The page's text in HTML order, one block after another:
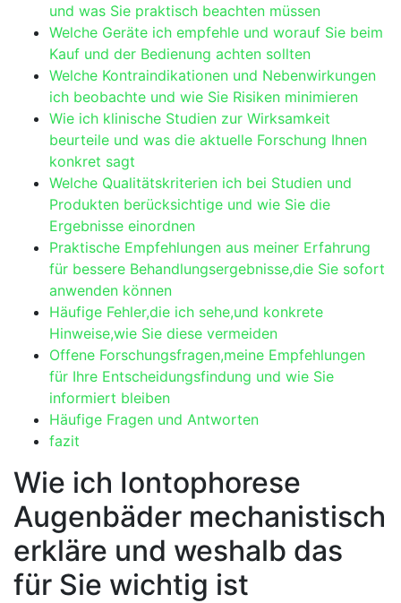
und was Sie praktisch beachten müssen
Welche‌ Geräte ich empfehle und worauf Sie beim
Kauf und der Bedienung achten sollten
Welche⁤ Kontraindikationen und Nebenwirkungen
ich beobachte und wie Sie Risiken minimieren
Wie ich klinische Studien zur Wirksamkeit
beurteile und was die aktuelle Forschung Ihnen⁢
konkret sagt
Welche Qualitätskriterien ich bei Studien ​und
Produkten berücksichtige ​und ‍wie Sie die⁤
Ergebnisse einordnen
Praktische Empfehlungen aus meiner ⁤Erfahrung
für bessere Behandlungsergebnisse,die Sie sofort
anwenden können
Häufige Fehler,die ich sehe,und konkrete
Hinweise,wie Sie⁢ diese vermeiden
Offene Forschungsfragen,meine Empfehlungen
für⁣ Ihre ‌Entscheidungsfindung und wie Sie​
informiert bleiben
Häufige Fragen und Antworten
fazit
Wie ⁣ich Iontophorese
Augenbäder mechanistisch
erkläre⁣ und weshalb das
für Sie wichtig ist